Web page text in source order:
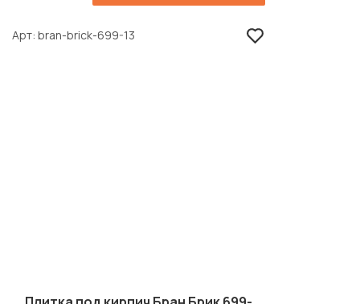
Арт bran-brick-699-13